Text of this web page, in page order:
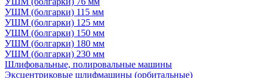
УШМ (болгарки) 115 мм
УШМ (болгарки) 125 мм
УШМ (болгарки) 150 мм
УШМ (болгарки) 180 мм
УШМ (болгарки) 230 мм
Шлифовальные, полировальные машины
Эксцентриковые шлифмашины (орбитальные)